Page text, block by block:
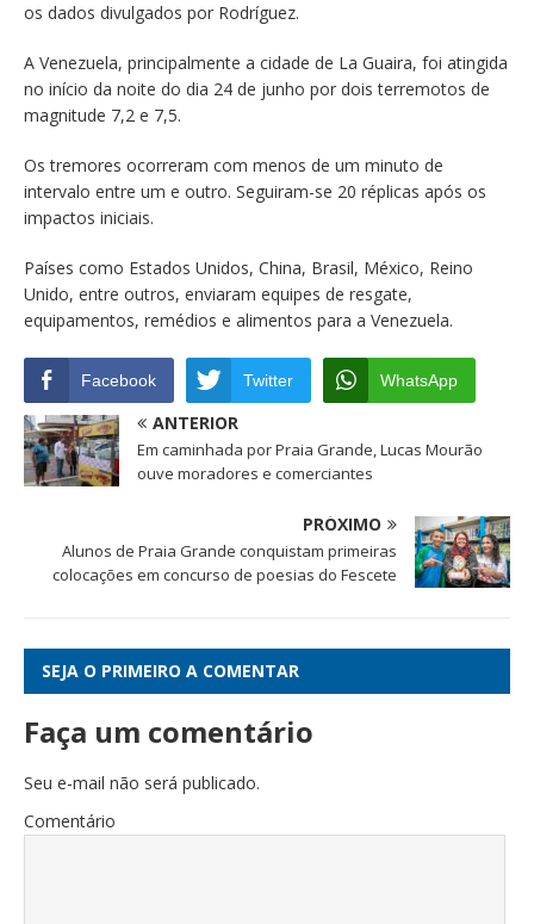
os dados divulgados por Rodríguez.
A Venezuela, principalmente a cidade de La Guaira, foi atingida
no início da noite do dia 24 de junho por dois terremotos de
magnitude 7,2 e 7,5.
Os tremores ocorreram com menos de um minuto de
intervalo entre um e outro. Seguiram-se 20 réplicas após os
impactos iniciais.
Países como Estados Unidos, China, Brasil, México, Reino
Unido, entre outros, enviaram equipes de resgate,
equipamentos, remédios e alimentos para a Venezuela.
Facebook Twitter WhatsApp
ANTERIOR
Em caminhada por Praia Grande, Lucas Mourão
ouve moradores e comerciantes
PRÓXIMO
Alunos de Praia Grande conquistam primeiras
colocações em concurso de poesias do Fescete
SEJA O PRIMEIRO A COMENTAR
Faça um comentário
Seu e-mail não será publicado.
Comentário